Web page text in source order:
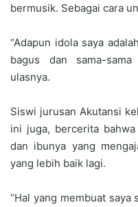
bermusik. Sebagai cara
“Adapun idola saya
bagus dan sama-
ulasnya.
Siswi jurusan Akutansi
ini juga, bercerita
dan ibunya yang
yang lebih baik lagi.
“Hal yang membuat